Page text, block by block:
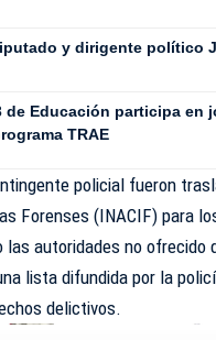
y dirigente político
de Educación participa en
TRAE
policial fueron
Forenses (INACIF) para
las autoridades no
lista difundida por la
delictivos.